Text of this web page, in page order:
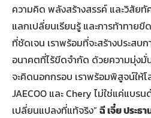
ความคิด พลังสร้างสรรค์ และวิสัยทั
แลกเปลี่ยนเรียนรู้ และการท้าทายขี
ที่ชัดเจน เราพร้อมที่จะสร้างประสบ
อนาคตที่ไร้ขีดจำกัด ด้วยความมุ่งมั่
จะคิดนอกกรอบ เราพร้อมพิสูจน์ให้โ
JAECOO และ Chery ไม่ใช่แค่แบ
เปลี่ยนแปลงที่แท้จริง” ฉี เจี๋ย ประธ